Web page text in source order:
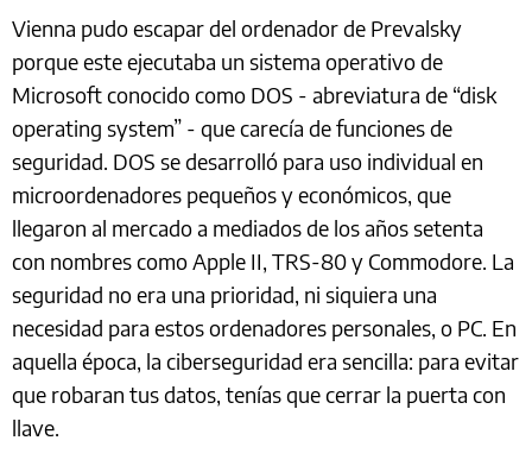
Vienna pudo escapar del ordenador de Prevalsky
porque este ejecutaba un sistema operativo de
Microsoft conocido como DOS - abreviatura de “disk
operating system” - que carecía de funciones de
seguridad. DOS se desarrolló para uso individual en
microordenadores pequeños y económicos, que
llegaron al mercado a mediados de los años setenta
con nombres como Apple II, TRS-80 y Commodore. La
seguridad no era una prioridad, ni siquiera una
necesidad para estos ordenadores personales, o PC. En
aquella época, la ciberseguridad era sencilla: para evitar
que robaran tus datos, tenías que cerrar la puerta con
llave.